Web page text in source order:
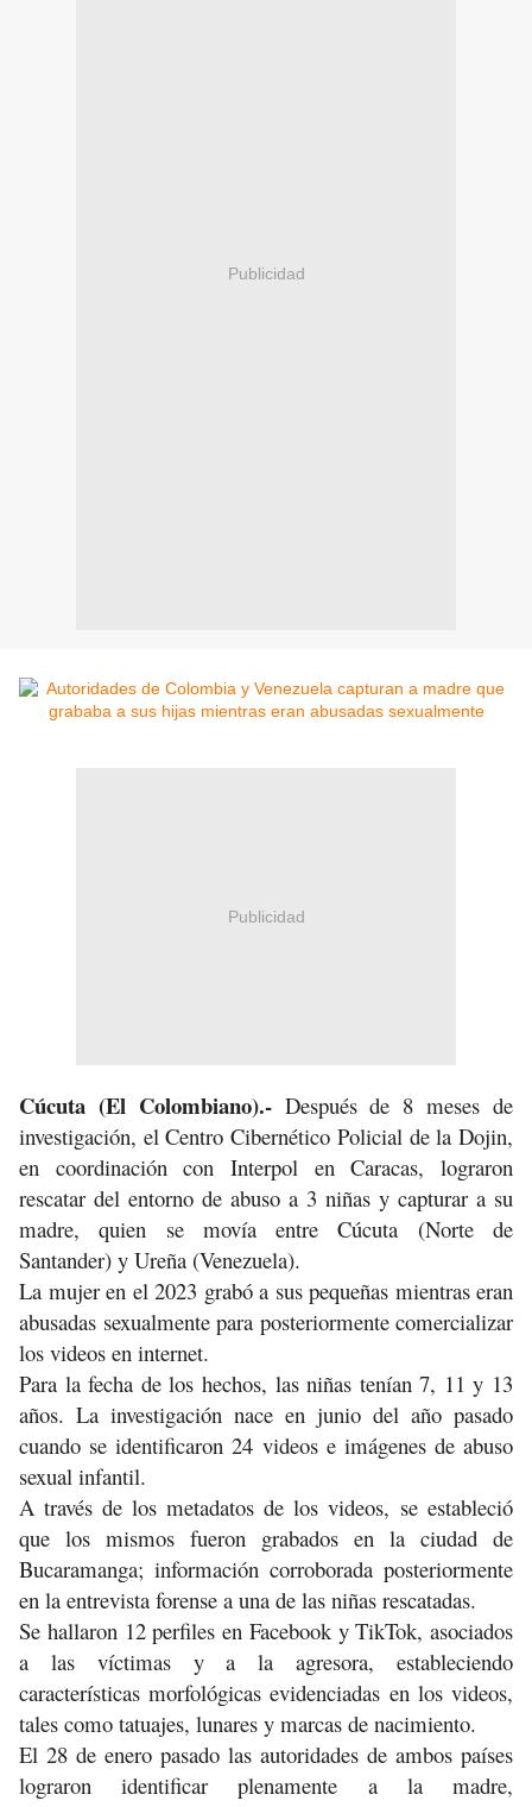
Publicidad
Publicidad
Cúcuta (El Colombiano).-Después de 8 meses de
investigación, el Centro Cibernético Policial de la Dojin,
en coordinación con Interpol en Caracas, lograron
rescatar del entorno de abuso a 3 niñas y capturar a su
madre, quien se movía entre Cúcuta (Norte de
Santander) y Ureña (Venezuela).
La mujer en el 2023 grabó a sus pequeñas mientras eran
abusadas sexualmente para posteriormente comercializar
los videos en internet.
Para la fecha de los hechos, las niñas tenían 7, 11 y 13
años. La investigación nace en junio del año pasado
cuando se identificaron 24 videos e imágenes de abuso
sexual infantil.
A través de los metadatos de los videos, se estableció
que los mismos fueron grabados en la ciudad de
Bucaramanga; información corroborada posteriormente
en la entrevista forense a una de las niñas rescatadas.
Se hallaron 12 perfiles en Facebook y TikTok, asociados
a las víctimas y a la agresora, estableciendo
características morfológicas evidenciadas en los videos,
tales como tatuajes, lunares y marcas de nacimiento.
El 28 de enero pasado las autoridades de ambos países
lograron identificar plenamente a la madre,